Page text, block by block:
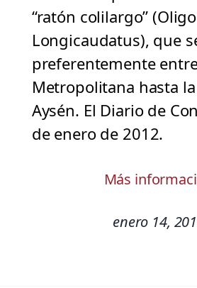
“ratón colilargo”
Longicaudatus), que
preferentemente
Metropolitana hasta
Aysén. El Diario de
de enero de 2012.
Más
enero 14,